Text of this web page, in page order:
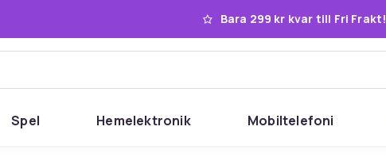
Bara 299 kr kvar till Fri Frakt!
Spel Hemelektronik Mobiltelefoni